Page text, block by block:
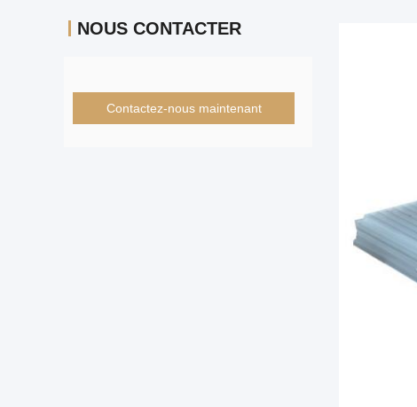
NOUS CONTACTER
Contactez-nous maintenant